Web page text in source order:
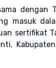
dengan
masuk
sertifikat